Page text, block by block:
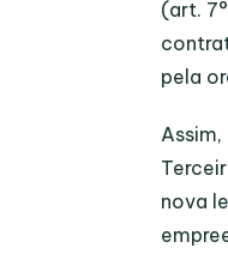
(art.
pela
nova